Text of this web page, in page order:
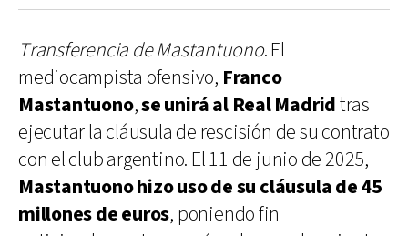
Transferencia de Mastantuono. El
mediocampista ofensivo, Franco
Mastantuono,se unirá al Real Madridtras
ejecutar la cláusula de rescisión de su contrato
con el club argentino. El 11 de junio de 2025,
Mastantuono hizo uso de su cláusula de 45
millones de euros, poniendo fin